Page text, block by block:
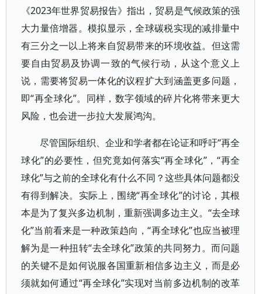
《2023年世界贸易报告》指出，贸易是气候政策的强
大力量倍增器。模拟显示，全球碳税实现的减排量中
有三分之一以上将来自贸易带来的环境收益。但这需
要自由贸易及协调一致的气候行动，从这个意义上
说，需要将贸易一体化的议程扩大到涵盖更多问题，
即“再全球化”。同样，数字领域的碎片化将带来更大
风险，也会进一步拉大发展鸿沟。
尽管国际组织、企业和学者都在论证和呼吁“再全
球化”的必要性，但究竟如何落实“再全球化”，“再全
球化”与之前的全球化有什么不同？这些具体问题都没
有得到解决。实际上，围绕“再全球化”的讨论，其根
本是为了复兴多边机制，重新强调多边主义。“去全球
化”当前看来是一种政策趋向，“再全球化”也应当被理
解为是一种扭转“去全球化”政策的共同努力。而问题
的关键不是如何说服各国重新相信多边主义，而是必
须就如何通过“再全球化”实现对当前多边机制的改革